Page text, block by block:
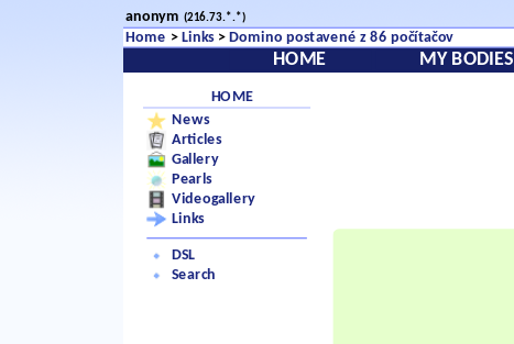
anonym (216.73.*.*)
Home > Links> Domino postavené z 86 počítačov
HOME MY BODIES
HOME
News
Articles
Gallery
Pearls
Videogallery
Links
DSL
Search